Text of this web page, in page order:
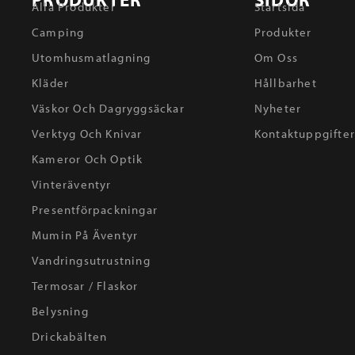
Alla Produkter
Camping
Utomhusmatlagning
Kläder
Väskor Och Dagryggsäckar
Verktyg Och Knivar
Kameror Och Optik
Vinteräventyr
Presentförpackningar
Mumin På Äventyr
Vandringsutrustning
Termosar / Flaskor
Belysning
Drickabälten
Startsida
Produkter
Om Oss
Hållbarhet
Nyheter
Kontaktuppgifter